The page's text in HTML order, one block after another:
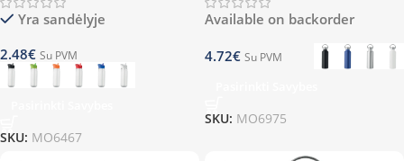
Yra sandėlyje
2.48€ Su PVM
SKU: MO6467
Available on backorder
4.72€ Su PVM
SKU: MO6975